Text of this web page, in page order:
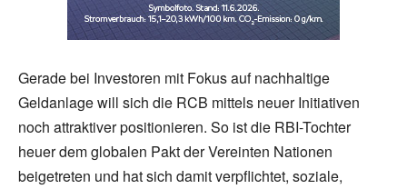
Gerade bei Investoren mit Fokus auf nachhaltige
Geldanlage will sich die RCB mittels neuer Initiativen
noch attraktiver positionieren. So ist die RBI-Tochter
heuer dem globalen Pakt der Vereinten Nationen
beigetreten und hat sich damit verpflichtet, soziale,